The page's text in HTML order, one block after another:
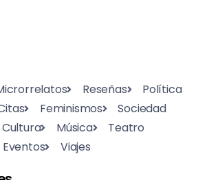
Reseñas
Política
Feminismos
Sociedad
Música
Teatro
Eventos Viajes